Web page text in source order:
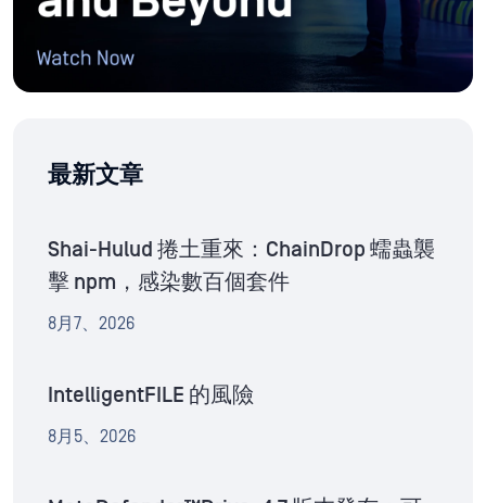
最新文章
Shai-Hulud 捲土重來：ChainDrop 蠕蟲襲
擊 npm，感染數百個套件
8月7、2026
IntelligentFILE 的風險
8月5、2026